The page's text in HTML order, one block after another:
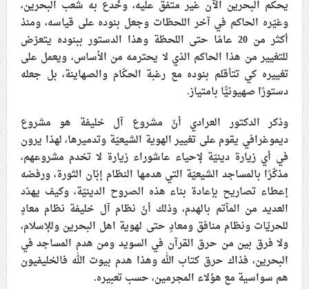
يحكم البحرين الآن غير متفق عليه، وخُدع به شعب البحرين،
وغيّره الحاكم في آخر اللحظات وجعل بنوده على قياسه، ومنذ
أكثر من 20 عامًا حتى اللحظة وهذا الدستور ببنوده يتعرّض
للتغيير من هذا الحاكم الذي لا يحترمه من الأساس، ويعمل على
تغييره كي تتأقلم بنوده مع رغبة الحكّام والصهاينة، بل جعله
دستورًا صهيونيًّا بامتياز.
وذكر الدكتور العرادي أنّ مشروع آل خليفة هو مشروع
ديموغرافي يقوم على تغيير الهوية الشيعيّة وتدميرها، لهذا يرون
في أي زيارة دينيّة لإحياء عاشوراء زيارة لا تخدم مشروعهم،
مذكّرًا بالمساجد الشيعيّة التي هدمها النظام إبّان الثورة، ورفضه
إعطاء تصاريح بإعادة بناء هذه الصروح الدينيّة، وكيف يهدّد
العديد من المآتم بالهدم، وذلك أنّ نظام آل خليفة نظام معادٍ
للحريّات ونظام منافق ومعادٍ حتى لهوية اهل البحرين وللإسلام،
ولا فرق بين من حرق القرآن في السويد ومن هدم المساجد في
البحرين، فذاك حرق كتاب الله وهذا هدم بيوت الله فالخليفيون
هم سواسية مع هؤلاء المجرمين، حسب تعبيره.